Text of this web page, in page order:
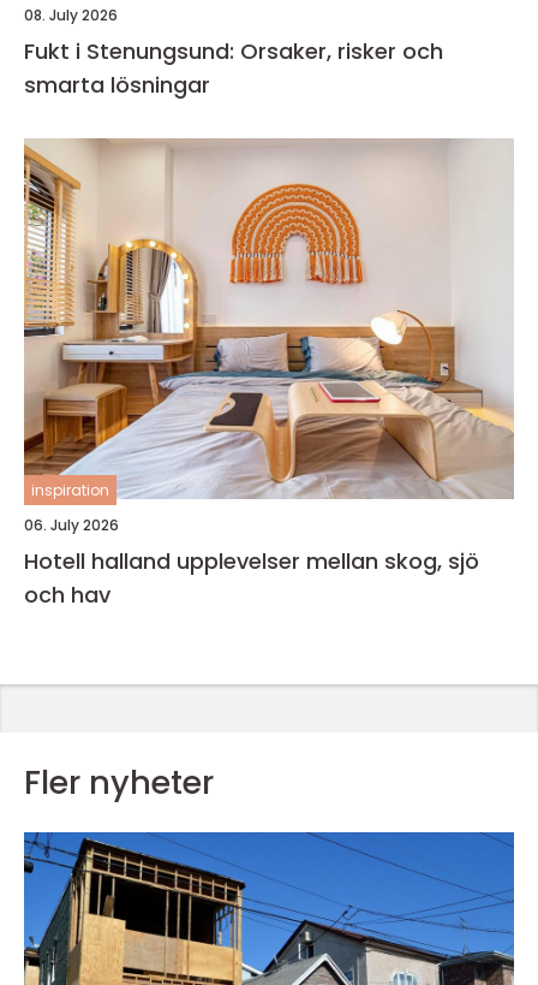
08. July 2026
Fukt i Stenungsund: Orsaker, risker och
smarta lösningar
inspiration
06. July 2026
Hotell halland upplevelser mellan skog, sjö
och hav
Fler nyheter